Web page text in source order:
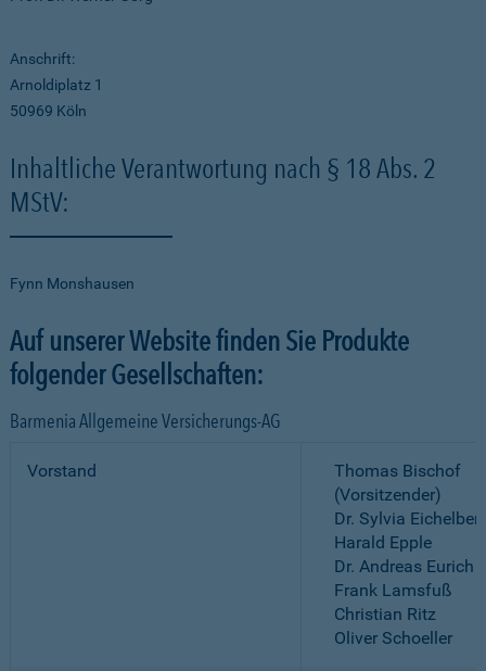
Anschrift:
Arnoldiplatz 1
50969 Köln
Inhaltliche Verantwortung nach § 18 Abs. 2
MStV:
Fynn Monshausen
Auf unserer Website finden Sie Produkte
folgender Gesellschaften:
Barmenia Allgemeine Versicherungs-AG
Vorstand
Thomas Bischof
(Vorsitzender)
Dr. Sylvia
Harald Epple
Dr. Andreas Eurich
Frank Lamsfuß
Christian Ritz
Oliver Schoeller